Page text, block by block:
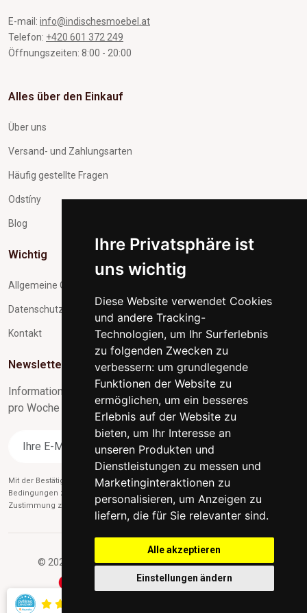
Ihre Privatsphäre ist
uns wichtig
Diese Website verwendet Cookies
und andere Tracking-
Technologien, um Ihr Surferlebnis
zu folgenden Zwecken zu
verbessern: um grundlegende
Funktionen der Website zu
ermöglichen, um ein besseres
Erlebnis auf der Website zu
bieten, um Ihr Interesse an
unseren Produkten und
Dienstleistungen zu messen und
Marketinginteraktionen zu
personalisieren, um Anzeigen zu
liefern, die für Sie relevanter sind.
Alle akzeptieren
Einstellungen ändern
E-mail: info@indischesmoebel.at
Telefon: +420 601 372 249
Öffnungszeiten: 8:00 - 20:00
Alles über den Einkauf
Über uns
Versand- und Zahlungsarten
Häufig gestellte Fragen
Odstíny
Blog
Wichtig
Allgemeine Geschäftsbedingungen
Datenschutz und Verarbeitung personenbezogener Daten
Kontakt
Newsletter-Abonnement
Informationen zu Neuigkeiten und nützliche Tipps max. 1x
pro Woche
Mit der Bestätigung des Abonnements stimmen Sie gleichzeitig unseren
Bedingungen zu
Zustimmung zum Versand von Werbe-E-Mails.
© 2026 indischesmoebel.at - Alle Rechte vorbehalten.